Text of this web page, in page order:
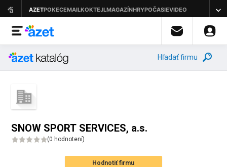
Hľadať firmu
SNOW SPORT SERVICES, a.s.
(0 hodnotení)
Hodnotiť firmu